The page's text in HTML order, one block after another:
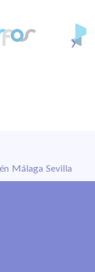
En la
avances
de
›
Málaga Sevilla